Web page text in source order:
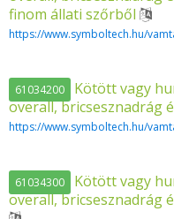
finom állati szőrből
https://www.symboltech.hu/
61034200 Kötött vagy
overall, bricsesznadrág
https://www.symboltech.hu/
61034300 Kötött vagy
overall, bricsesznadrág